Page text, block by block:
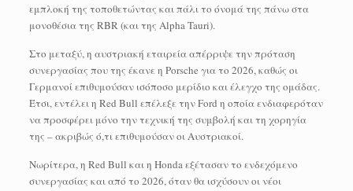
εμπλοκή της τοποθετώντας και πάλι το όνομά της πάνω στα
μονοθέσια της RBR (και της Alpha Tauri).
Στο μεταξύ, η αυστριακή εταιρεία απέρριψε την πρόταση
συνεργασίας που της έκανε η Porsche για το 2026, καθώς οι
Γερμανοί επιθυμούσαν ισόποσο μερίδιο και έλεγχο της ομάδας.
Έτσι, εντέλει η Red Bull επέλεξε την Ford η οποία ενδιαφερόταν
να προσφέρει μόνο την τεχνική της συμβολή και τη χορηγία
της – ακριβώς ό,τι επιθυμούσαν οι Αυστριακοί.
Νωρίτερα, η Red Bull και η Honda εξέτασαν το ενδεχόμενο
συνεργασίας και από το 2026, όταν θα ισχύσουν οι νέοι